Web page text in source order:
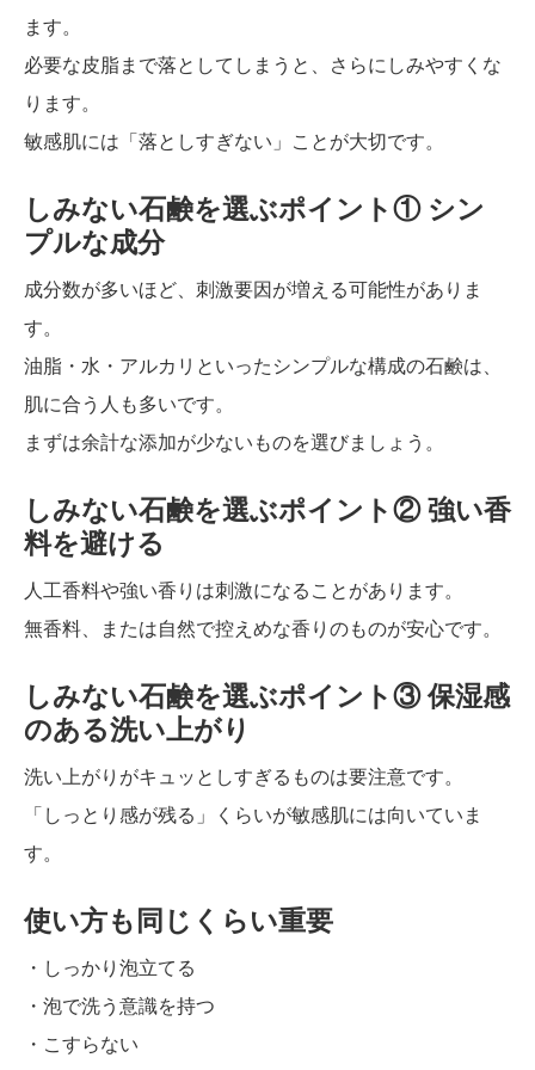
ます。
必要な皮脂まで落としてしまうと、さらにしみやすくな
ります。
敏感肌には「落としすぎない」ことが大切です。
しみない石鹸を選ぶポイント① シン
プルな成分
成分数が多いほど、刺激要因が増える可能性がありま
す。
油脂・水・アルカリといったシンプルな構成の石鹸は、
肌に合う人も多いです。
まずは余計な添加が少ないものを選びましょう。
しみない石鹸を選ぶポイント② 強い香
料を避ける
人工香料や強い香りは刺激になることがあります。
無香料、または自然で控えめな香りのものが安心です。
しみない石鹸を選ぶポイント③ 保湿感
のある洗い上がり
洗い上がりがキュッとしすぎるものは要注意です。
「しっとり感が残る」くらいが敏感肌には向いていま
す。
使い方も同じくらい重要
・しっかり泡立てる
・泡で洗う意識を持つ
・こすらない